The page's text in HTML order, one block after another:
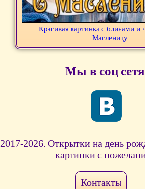
Красивая картинка с блинами и
Масленицу
Мы в соц
2017-2026. Открытки на день
картинки с
Контакты